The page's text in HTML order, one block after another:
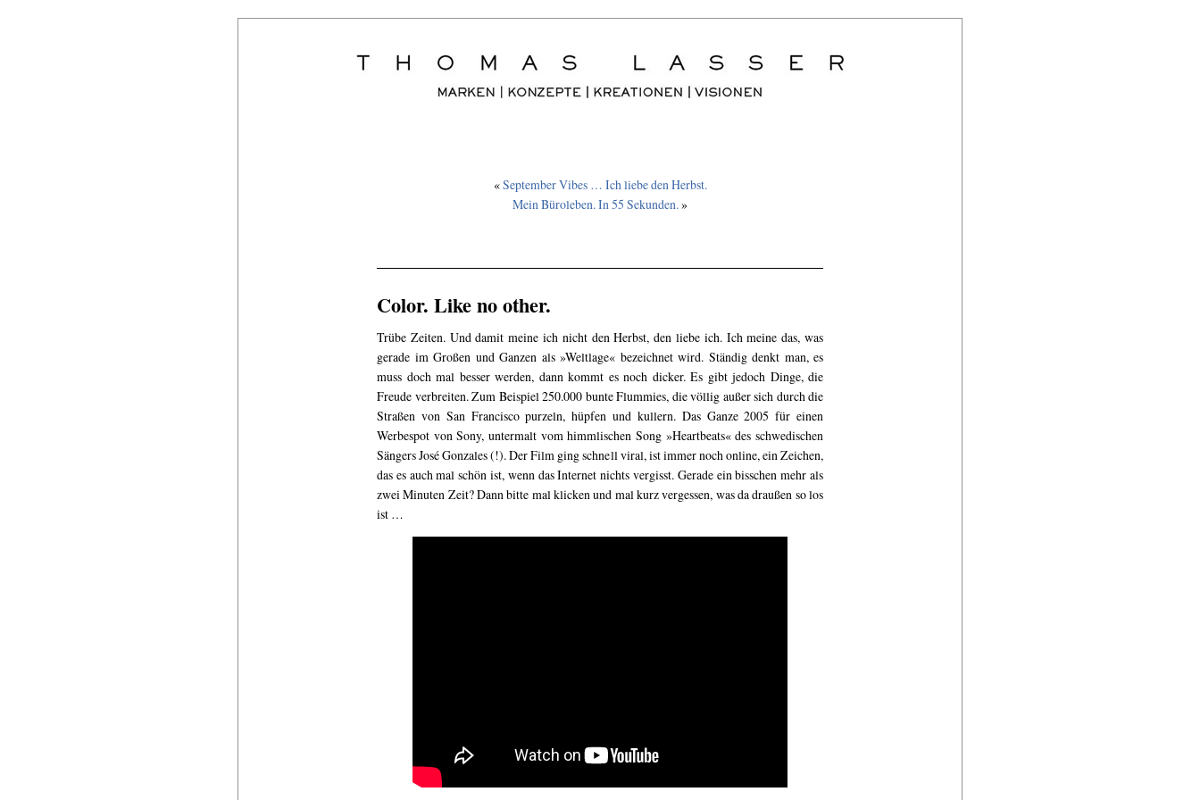
«September Vibes … Ich liebe den Herbst.
Mein Büroleben. In 55 Sekunden.»
Color. Like no other.
Trübe Zeiten. Und damit meine ich nicht den Herbst, den liebe ich. Ich meine das, was
gerade im Großen und Ganzen als »Weltlage« bezeichnet wird. Ständig denkt man, es
muss doch mal besser werden, dann kommt es noch dicker. Es gibt jedoch Dinge, die
Freude verbreiten. Zum Beispiel 250.000 bunte Flummies, die völlig außer sich durch die
Straßen von San Francisco purzeln, hüpfen und kullern. Das Ganze 2005 für einen
Werbespot von Sony, untermalt vom himmlischen Song »Heartbeats« des schwedischen
Sängers José Gonzales (!). Der Film ging schnell viral, ist immer noch online, ein Zeichen,
das es auch mal schön ist, wenn das Internet nichts vergisst. Gerade ein bisschen mehr als
zwei Minuten Zeit? Dann bitte mal klicken und mal kurz vergessen, was da draußen so los
ist …